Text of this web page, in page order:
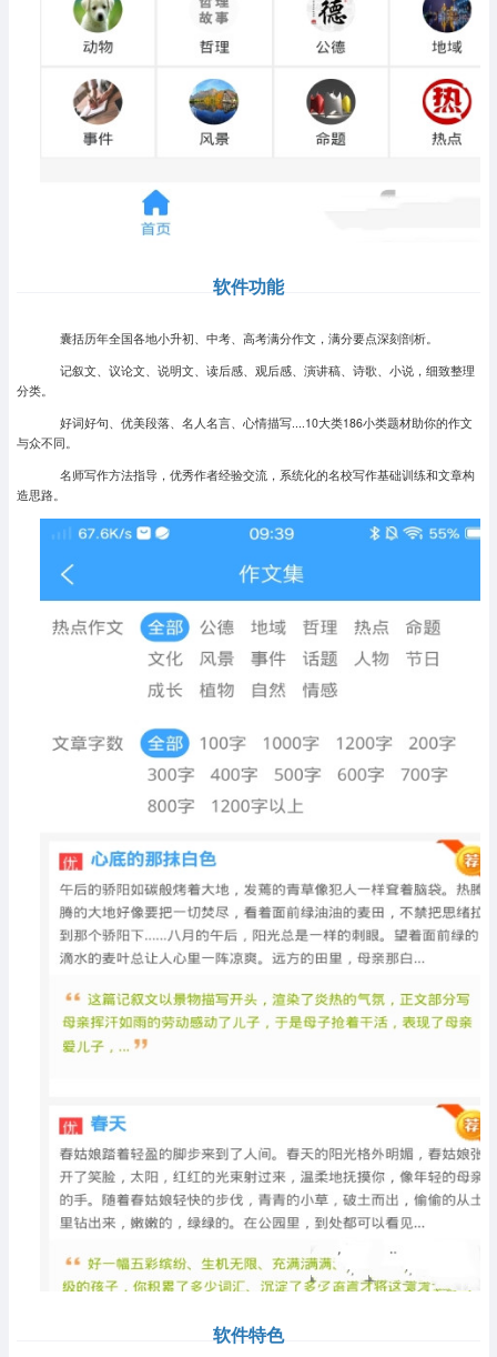
软件功能
囊括历年全国各地小升初、中考、高考满分作文，满分要点深刻剖析。
记叙文、议论文、说明文、读后感、观后感、演讲稿、诗歌、小说，细致整理
分类。
好词好句、优美段落、名人名言、心情描写....10大类186小类题材助你的作文
与众不同。
名师写作方法指导，优秀作者经验交流，系统化的名校写作基础训练和文章构
造思路。
软件特色